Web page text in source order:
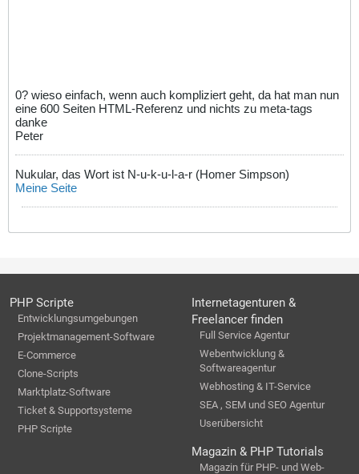
0? wieso einfach, wenn auch kompliziert geht, da hat man nun
eine 600 Seiten HTML-Referenz und nichts zu meta-tags
danke
Peter
Nukular, das Wort ist N-u-k-u-l-a-r (Homer Simpson)
Meine Seite
PHP Scripte
Entwicklungsumgebungen
Projektmanagement-Software
E-Commerce
Clone-Scripts
Marktplatz-Software
Ticket & Supportsysteme
PHP Scripte
Internetagenturen &
Freelancer finden
Full Service Agentur
Webentwicklung &
Softwareagentur
Webhosting & IT-Service
SEA , SEM und SEO Agentur
Userübersicht
Magazin & PHP Tutorials
Magazin für PHP- und Web-